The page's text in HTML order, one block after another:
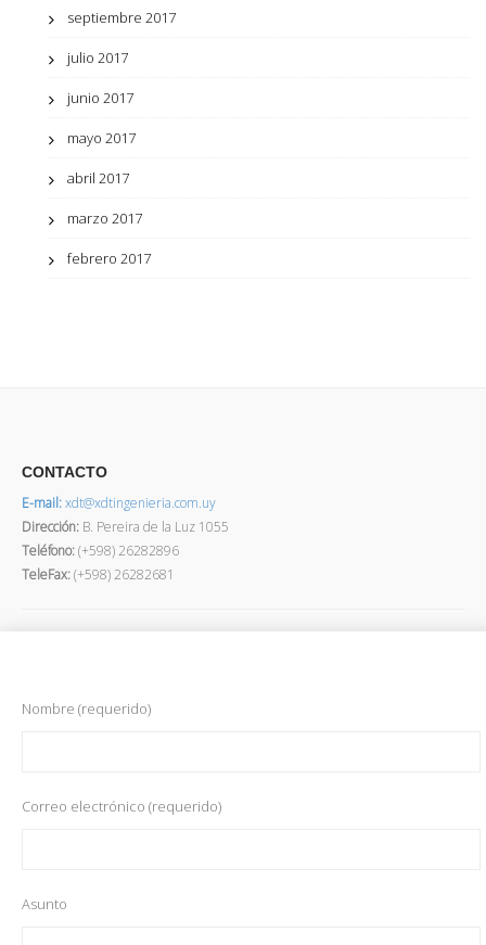
septiembre 2017
julio 2017
junio 2017
mayo 2017
abril 2017
marzo 2017
febrero 2017
CONTACTO
E-mail:xdt@xdtingenieria.com.uy
Dirección: B. Pereira de la Luz 1055
Teléfono:(+598) 26282896
TeleFax:(+598) 26282681
Nombre (requerido)
Correo electrónico (requerido)
Asunto